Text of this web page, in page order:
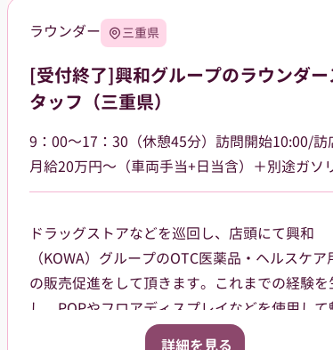
ラウンダー 三重県
[受付終了]興和グループのラウンダー
タッフ（三重県）
ドラッグストアなどを巡回し、店頭にて興和
（KOWA）グループのOTC医薬品・ヘルスケア
の販売促進をして頂きます。これまでの経験を
し、POPやフロアディスプレイなどを使用して
的な売場作りをお願いします。また、商品や稼
詳細を見る